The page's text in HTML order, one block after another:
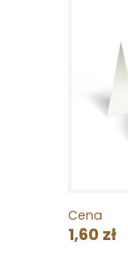
Cena
1,60 zł